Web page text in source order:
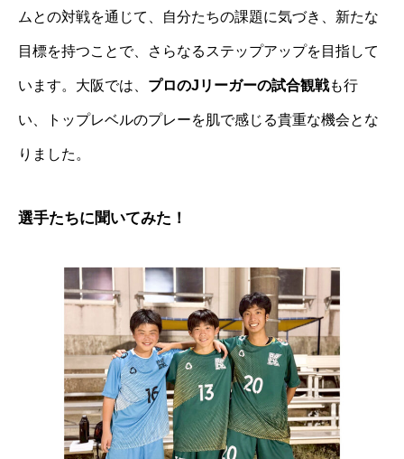
ムとの対戦を通じて、自分たちの課題に気づき、新たな
目標を持つことで、さらなるステップアップを目指して
います。大阪では、 プロのJリーガーの試合観戦も行
い、トップレベルのプレーを肌で感じる貴重な機会とな
りました。
選手たちに聞いてみた！